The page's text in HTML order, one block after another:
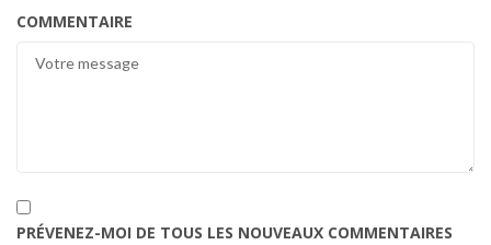
COMMENTAIRE
PRÉVENEZ-MOI DE TOUS LES NOUVEAUX COMMENTAIRES